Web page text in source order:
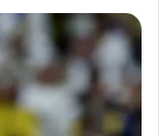
رونالدو
يخسر
14
بطولة
منذ